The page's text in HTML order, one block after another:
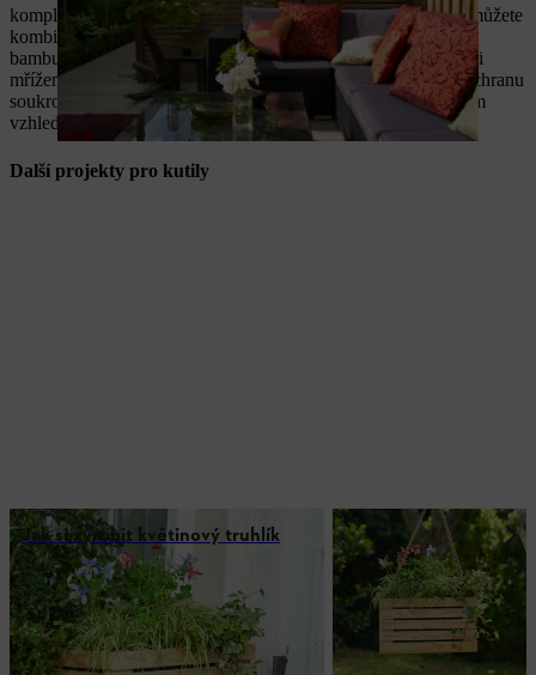
kompletní plot. Pokud
chcete popustit uzdu své kreativitě, můžete
kombinovat různé prvky. Například neprůhledné prvky z
bambusových tyčí se mohou střídat s vlastnoručně vyrobenými
mřížemi. Pokud si takovou kreativně ztvárněnou zástěnu na ochranu
soukromí postavíte vlastními silami, nejenže sama upoutá svým
vzhledem, ale vaší zahradě dodá punc jedinečnosti.
Další projekty pro kutily
Jak si vyrobit květinový truhlík